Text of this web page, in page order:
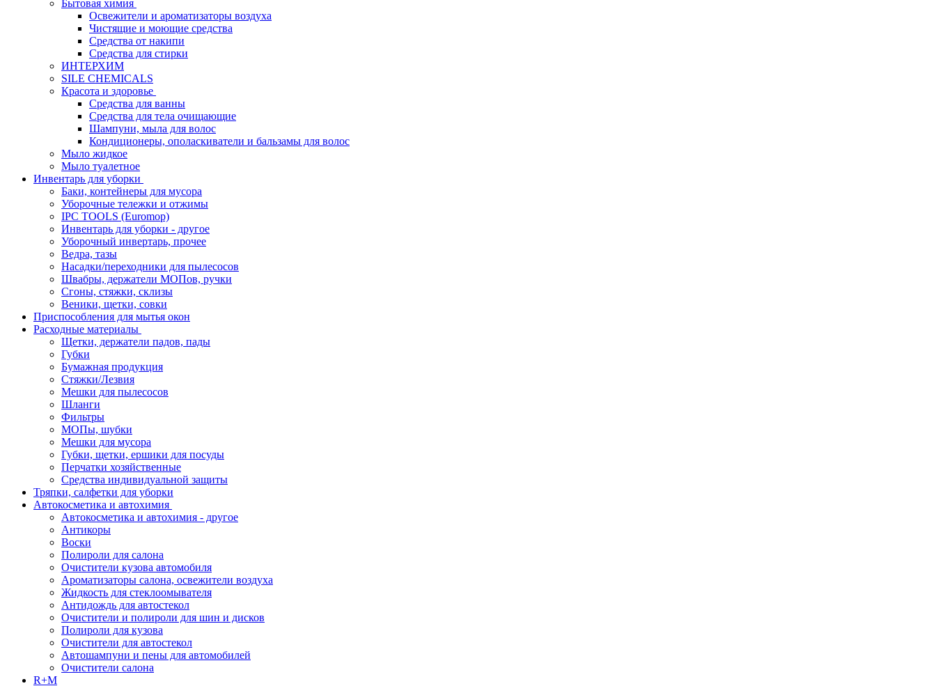
Бытовая химия
Освежители и ароматизаторы воздуха
Чистящие и моющие средства
Средства от накипи
Средства для стирки
ИНТЕРХИМ
SILE CHEMICALS
Красота и здоровье
Средства для ванны
Средства для тела очищающие
Шампуни, мыла для волос
Кондиционеры, ополаскиватели и бальзамы для волос
Мыло жидкое
Мыло туалетное
Инвентарь для уборки
Баки, контейнеры для мусора
Уборочные тележки и отжимы
IPC TOOLS (Euromop)
Инвентарь для уборки - другое
Уборочный инвертарь, прочее
Ведра, тазы
Насадки/переходники для пылесосов
Швабры, держатели МОПов, ручки
Сгоны, стяжки, склизы
Веники, щетки, совки
Приспособления для мытья окон
Расходные материалы
Щетки, держатели падов, пады
Губки
Бумажная продукция
Стяжки/Лезвия
Мешки для пылесосов
Шланги
Фильтры
МОПы, шубки
Мешки для мусора
Губки, щетки, ершики для посуды
Перчатки хозяйственные
Средства индивидуальной защиты
Тряпки, салфетки для уборки
Автокосметика и автохимия
Автокосметика и автохимия - другое
Антикоры
Воски
Полироли для салона
Очистители кузова автомобиля
Ароматизаторы салона, освежители воздуха
Жидкость для стеклоомывателя
Антидождь для автостекол
Очистители и полироли для шин и дисков
Полироли для кузова
Очистители для автостекол
Автошампуни и пены для автомобилей
Очистители салона
R+M